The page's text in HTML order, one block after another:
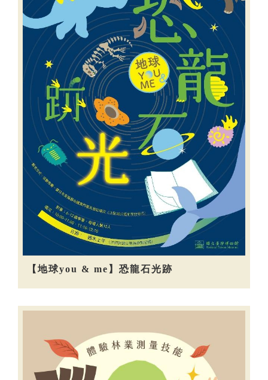
【地球you & me】恐龍石光跡